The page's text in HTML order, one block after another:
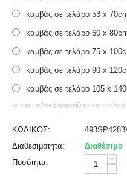
καμβάς σε τελάρο 53 x
καμβάς σε τελάρο 60 x
καμβάς σε τελάρο 75 x
καμβάς σε τελάρο 90 x
καμβάς σε τελάρο 105 x
με την επιλογή εμφανίζεται και η
ΚΩΔΙΚΟΣ:
Διαθεσιμότητα:
Διαθέσιμο
Ποσότητα:
+
−